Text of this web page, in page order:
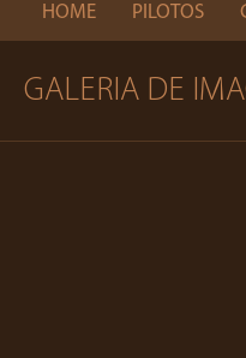
HOME PILOTOS
GALERIA DE